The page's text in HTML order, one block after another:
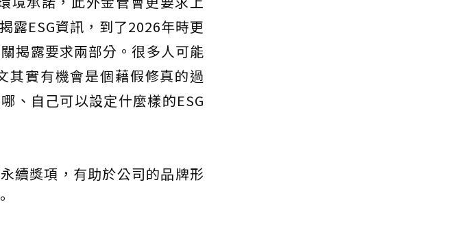
露ESG資訊，到了2026年時更
揭露要求兩部分。很多人可能
其實有機會是個藉假修真的過
、自己可以設定什麼樣的ESG
續獎項，有助於公司的品牌形